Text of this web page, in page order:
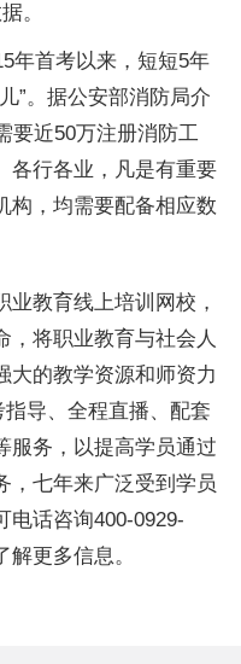
。
年首考以来，短短5年
”。据公安部消防局介
要近50万注册消防工
各行各业，凡是有重要
构，均需要配备相应数
教育线上培训网校，
，将职业教育与社会人
大的教学资源和师资力
指导、全程直播、配套
服务，以提高学员通过
，七年来广泛受到学员
电话咨询400-0929-
更多信息。